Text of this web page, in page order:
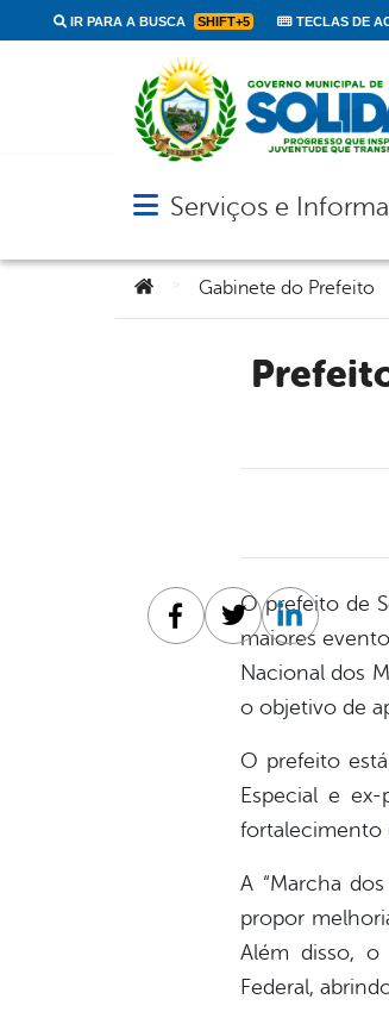
IR PARA A BUSCA SHIFT+5 TECLAS DE
Abrir menu principal de
Serviços e
Você está aqui:Gabinete do Prefeito
Prefeito Mayco Araújo participa da XXVI marcha a Brasília em
O prefeito de
maiores
Nacional dos
o objetivo de
O prefeito
Especial e
fortalecimento
A “Marcha
propor
Além disso, o
Federal,
Facebook
Twitter